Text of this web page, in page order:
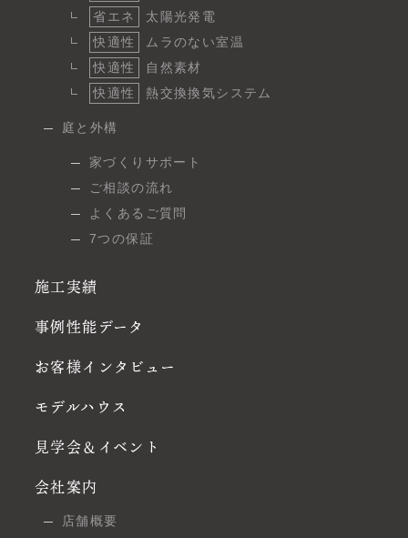
省エネ
太陽光発電
快適性
ムラのない室温
快適性
自然素材
快適性
熱交換換気システム
庭と外構
家づくりサポート
ご相談の流れ
よくあるご質問
7つの保証
施工実績
事例性能データ
お客様インタビュー
モデルハウス
見学会＆イベント
会社案内
店舗概要